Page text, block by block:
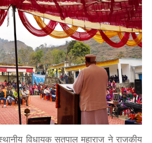
विधायक सतपाल महाराज ने राजकीय